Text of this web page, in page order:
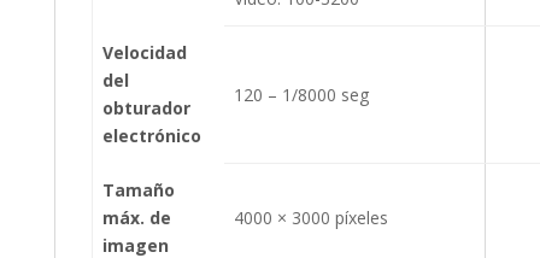
Velocidad
del
obturador
electrónico
120 – 1/8000 seg
Tamaño
máx. de
imagen
4000 × 3000 píxeles